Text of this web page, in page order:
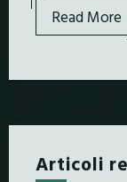
Read More
Articoli